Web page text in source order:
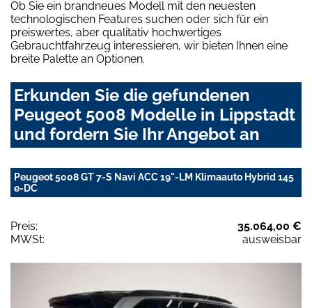
Ob Sie ein brandneues Modell mit den neuesten
technologischen Features suchen oder sich für ein
preiswertes, aber qualitativ hochwertiges
Gebrauchtfahrzeug interessieren, wir bieten Ihnen eine
breite Palette an Optionen.
Erkunden Sie die gefundenen
Peugeot 5008 Modelle in Lippstadt
und fordern Sie Ihr Angebot an
Peugeot 5008 GT 7-S Navi ACC 19"-LM Klimaauto Hybrid 145
e-DC
Preis:
35.064,00 €
MWSt:
ausweisbar